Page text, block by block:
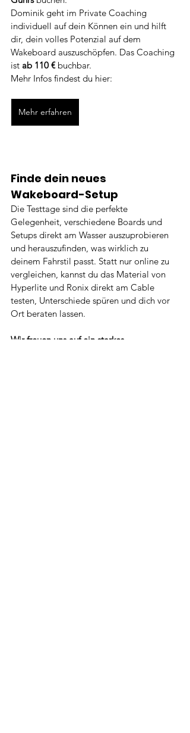
Dominik geht im Private Coaching
individuell auf dein Können ein und hilft
dir, dein volles Potenzial auf dem
Wakeboard auszuschöpfen. Das Coaching
ist ab 110 € buchbar.
Mehr Infos findest du hier:
Mehr erfahren
Finde dein neues
Wakeboard-Setup
Die Testtage sind die perfekte
Gelegenheit, verschiedene Boards und
Setups direkt am Wasser auszuprobieren
und herauszufinden, was wirklich zu
deinem Fahrstil passt. Statt nur online zu
vergleichen, kannst du das Material von
Hyperlite und Ronix direkt am Cable
testen, Unterschiede spüren und dich vor
Ort beraten lassen.
Wir freuen uns auf ein starkes